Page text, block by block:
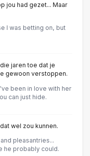
jou had gezet... Maar
I was betting on, but
jaren toe dat je
gewoon verstoppen.
been in love with her
can just hide.
wel zou kunnen.
pleasantries...
he probably could.